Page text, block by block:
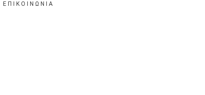
ΕΠΙΚΟΙΝΩΝΙΑ